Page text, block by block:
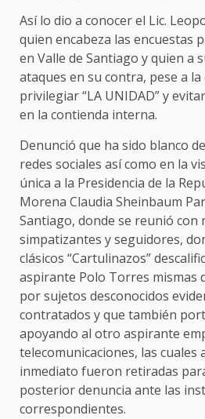
Así lo dio a conocer el Lic.
quien encabeza las encuestas
en Valle de Santiago y quien a
ataques en su contra, pese a la
privilegiar “LA UNIDAD” y
en la contienda interna.
Denunció que ha sido blanco
redes sociales así como en la
única a la Presidencia de la
Morena Claudia Sheinbaum
Santiago, donde se reunió con
simpatizantes y seguidores,
clásicos “Cartulinazos”
aspirante Polo Torres mismas
por sujetos desconocidos
contratados y que también
apoyando al otro aspirante
telecomunicaciones, las cuales
inmediato fueron retiradas
posterior denuncia ante las
correspondientes.